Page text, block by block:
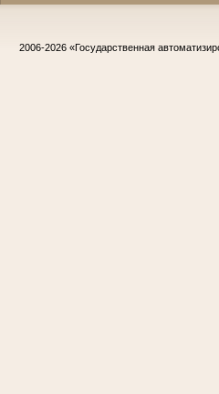
2006-2026 «Государственная